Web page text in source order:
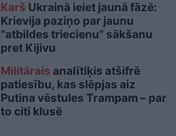
Karš Ukrainā ieiet jaunā fāzē:
Krievija paziņo par jaunu
“atbildes triecienu” sākšanu
pret Kijivu
Militārais analītiķis atšifrē
patiesību, kas slēpjas aiz
Putina vēstules Trampam – par
to citi klusē